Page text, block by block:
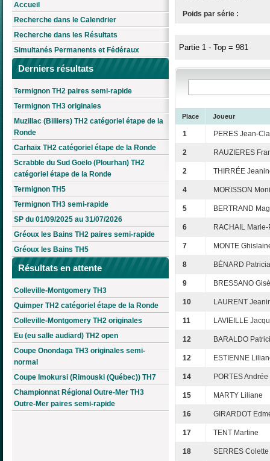
Accueil
Recherche dans le Calendrier
Recherche dans les Résultats
Simultanés Permanents et Fédéraux
Derniers résultats
Termignon TH2 paires semi-rapide
Termignon TH3 originales
Muzillac (Billiers) TH2 catégoriel étape de la
Ronde
Carhaix TH2 catégoriel étape de la Ronde
Scrabble du Sud Goëlo (Plourhan) TH2
catégoriel étape de la Ronde
Termignon TH5
Termignon TH3 semi-rapide
SP du 01/09/2025 au 31/07/2026
Gréoux les Bains TH2 paires semi-rapide
Gréoux les Bains TH5
Résultats en attente
Colleville-Montgomery TH3
Quimper TH2 catégoriel étape de la Ronde
Colleville-Montgomery TH2 originales
Eu (eu salle audiard) TH2 open
Coupe Onondaga TH3 originales semi-
normal
Coupe Imokursi (Rimouski (Québec)) TH7
Championnat Régional Outre-Mer TH3
Outre-Mer paires semi-rapide
Poids par série :
Partie 1 - Top = 981
Place Joueur
1 PERES Jean-
2 RAUZIERES
2 THIRRÉE
4 MORISSON
5 BERTRAND
6 RACHAIL
7 MONTE
8 BÉNARD Patricia
9 BRESSANO
10 LAURENT
11 LAVIEILLE
12 BARALDO
12 ESTIENNE
14 PORTES Andrée
15 MARTY Liliane
16 GIRARDOT
17 TENT Martine
18 SERRES Colette